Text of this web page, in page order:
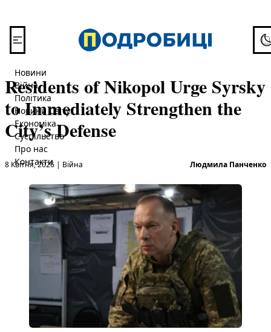
Новини
Війна
Політика
Новини Світу
Економіка
Суспільство
Про нас
Контакти
Residents of Nikopol Urge Syrsky
to Immediately Strengthen the
City’s Defense
8 Квітня, 2026 |
Опубліковано в
Війна Людмила Панченко